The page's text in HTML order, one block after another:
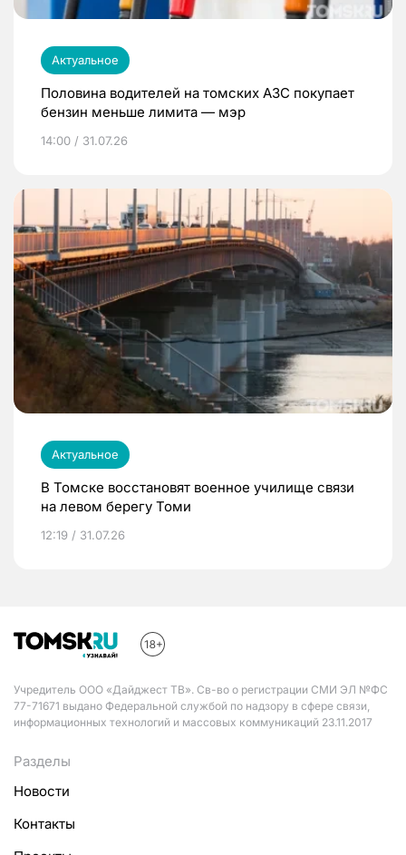
Актуальное
Половина водителей на томских АЗС покупает
бензин меньше лимита — мэр
14:00 / 31.07.26
Актуальное
В Томске восстановят военное училище связи
на левом берегу Томи
12:19 / 31.07.26
Учредитель ООО «Дайджест ТВ». Св-во о регистрации СМИ ЭЛ №ФС
77-71671 выдано Федеральной службой по надзору в сфере связи,
информационных технологий и массовых коммуникаций 23.11.2017
Разделы
Новости
Контакты